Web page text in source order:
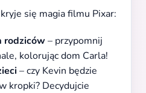
się magia filmu Pixar:
rodziców – przypomnij
kolorując dom Carla!
– czy Kevin będzie
kropki? Decydujcie